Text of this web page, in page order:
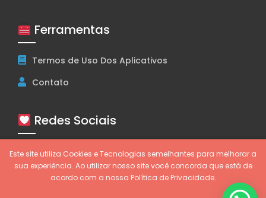
Ferramentas
Termos de Uso Dos Aplicativos
Contato
Redes Sociais
Este site utiliza Cookies e Tecnologias semelhantes para melhorar a
sua experiência. Ao utilizar nosso site você concorda que está de
acordo com a nossa Política de Privacidade.